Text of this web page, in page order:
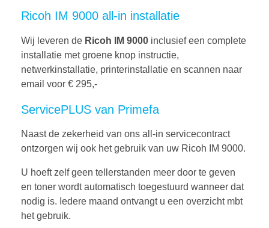
Ricoh IM 9000 all-in installatie
Wij leveren de Ricoh IM 9000 inclusief een complete
installatie met groene knop instructie,
netwerkinstallatie, printerinstallatie en scannen naar
email voor € 295,-
ServicePLUS van Primefa
Naast de zekerheid van ons all-in servicecontract
ontzorgen wij ook het gebruik van uw Ricoh IM 9000.
U hoeft zelf geen tellerstanden meer door te geven
en toner wordt automatisch toegestuurd wanneer dat
nodig is. Iedere maand ontvangt u een overzicht mbt
het gebruik.